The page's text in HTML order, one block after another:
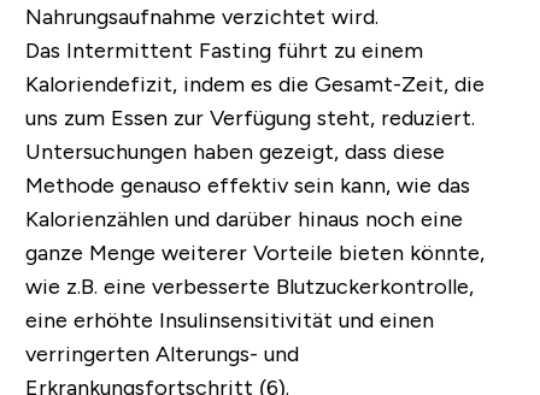
Nahrungsaufnahme verzichtet wird.
Das Intermittent Fasting führt zu einem
Kaloriendefizit, indem es die Gesamt-Zeit, die
uns zum Essen zur Verfügung steht, reduziert.
Untersuchungen haben gezeigt, dass diese
Methode genauso effektiv sein kann, wie das
Kalorienzählen und darüber hinaus noch eine
ganze Menge weiterer Vorteile bieten könnte,
wie z.B. eine verbesserte Blutzuckerkontrolle,
eine erhöhte Insulinsensitivität und einen
verringerten Alterungs- und
Erkrankungsfortschritt (6).